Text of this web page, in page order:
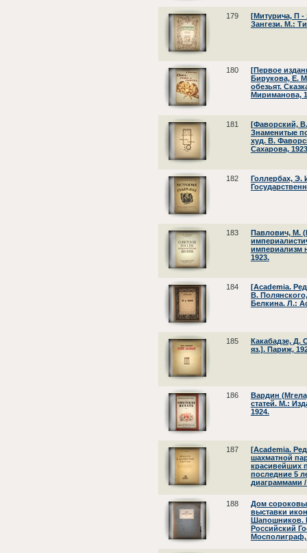
179
[Митурича, П
Зангези. М.:
180
[Первое
Бирукова, Е.
обезьят.
Мириманова,
181
[Фаворский,
Знаменитые
худ. В.
Сахарова,
182
Голлербах, Э.
183
Павлович, М.
империализм
1923.
184
[Academia.
В.
Белкина. Л.:
185
Какабадзе, Д.
яз.]. Париж,
186
Вардин
статей. М.:
1924.
187
[Academia.
шахматной
красивейших
последние 5
диаграммами
188
Дом
выставки
Шапошников.
Российский
Мосполиграф,